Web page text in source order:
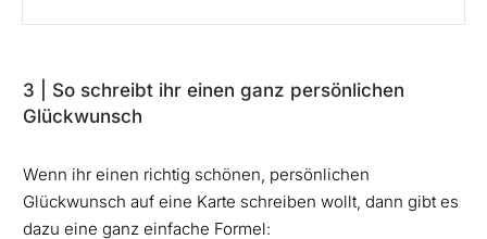
3 | So schreibt ihr einen ganz persönlichen
Glückwunsch
Wenn ihr einen richtig schönen, persönlichen
Glückwunsch auf eine Karte schreiben wollt, dann gibt es
dazu eine ganz einfache Formel: